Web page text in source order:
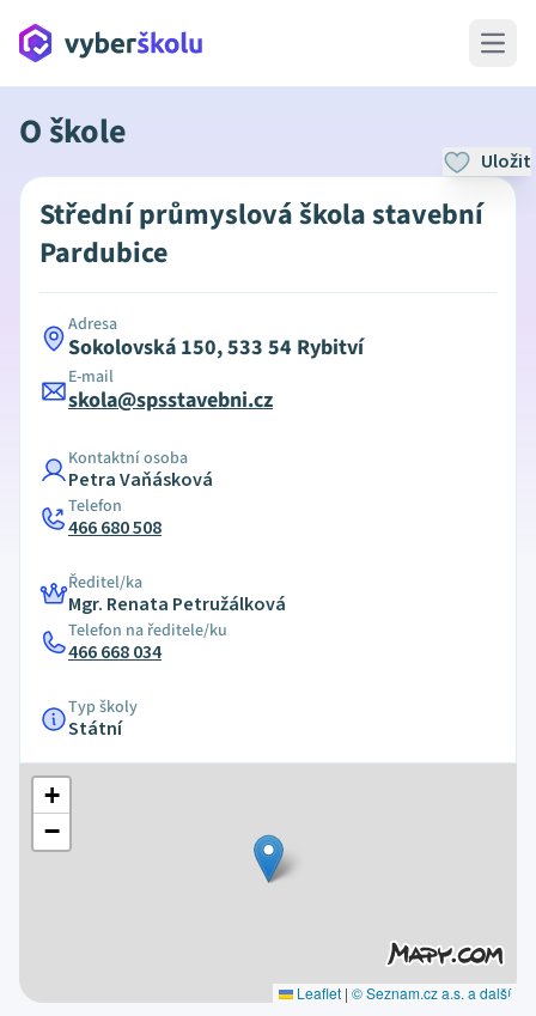
Open
O škole
Uložit
Střední průmyslová škola stavební
Pardubice
Adresa
Sokolovská 150, 533 54 Rybitví
E-mail
skola@spsstavebni.cz
Kontaktní osoba
Petra Vaňásková
Telefon
466 680 508
Ředitel/ka
Mgr. Renata Petružálková
Telefon na ředitele/ku
466 668 034
Typ školy
Státní
+
−
Leaflet | © Seznam.cz a.s. a další